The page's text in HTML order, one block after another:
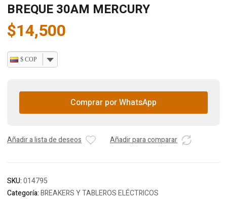
BREQUE 30AM MERCURY
$14,500
$ COP
Comprar por WhatsApp
Añadir a lista de deseos Añadir para comparar
SKU:014795
Categoría:BREAKERS Y TABLEROS ELÉCTRICOS